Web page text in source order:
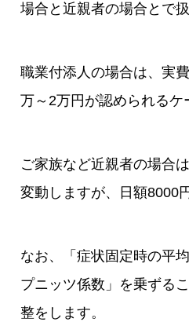
場合と近親者の場合とで
職業付添人の場合は、実
万～2万円が認められるケ
ご家族など近親者の場合
変動しますが、日額8000
なお、「症状固定時の平
プニッツ係数」を乗ずる
整をします。